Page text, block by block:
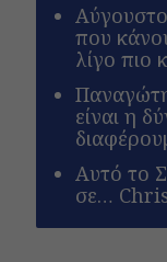
που
λίγο πιο
είναι η
Αυτό το
σε…